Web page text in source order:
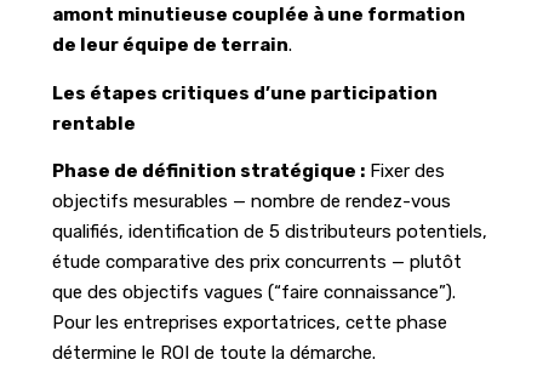
amont minutieuse couplée à une formation
de leur équipe de terrain.
Les étapes critiques d’une participation
rentable
Phase de définition stratégique :Fixer des
objectifs mesurables — nombre de rendez-vous
qualifiés, identification de 5 distributeurs potentiels,
étude comparative des prix concurrents — plutôt
que des objectifs vagues (“faire connaissance”).
Pour les entreprises exportatrices, cette phase
détermine le ROI de toute la démarche.